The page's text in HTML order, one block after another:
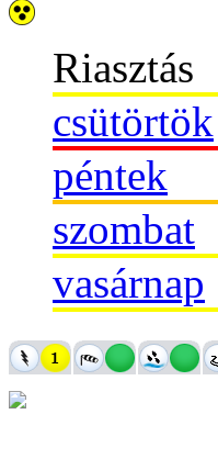
Riasztás
csütörtök
péntek
szombat
vasárnap